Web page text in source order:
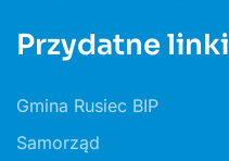
Przydatne linki
Gmina Rusiec BIP
Samorząd